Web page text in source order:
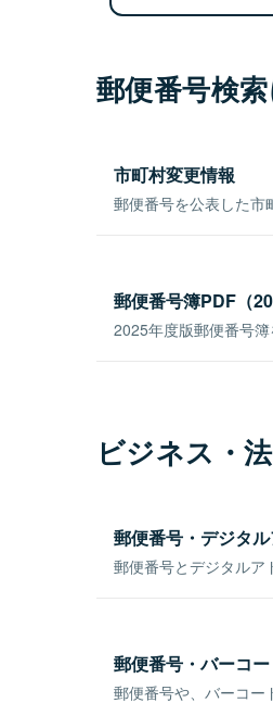
郵便番号検
市町村変更情報
郵便番号を公表した市
郵便番号簿PDF（
2025年度版郵便番号簿
ビジネス・
郵便番号・デジタ
郵便番号とデジタルア
郵便番号・バーコ
郵便番号や、バーコー